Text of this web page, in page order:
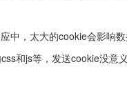
中，太大的cookie会影响
和js等，发送cookie没意